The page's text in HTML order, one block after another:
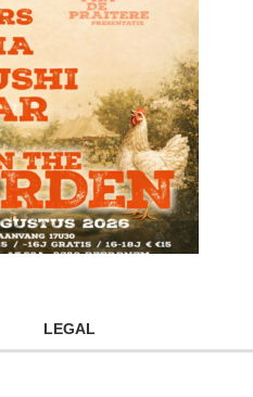
LEGAL